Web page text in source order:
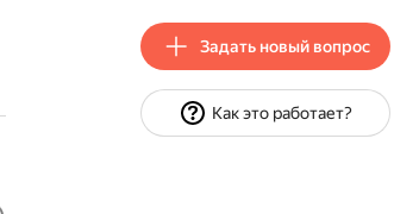
Задать новый вопрос
Как это работает?